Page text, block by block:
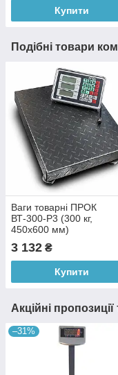
Купити
Подібні товари
Ваги товарні ПРОК
ВТ-300-Р3 (300 кг,
450х600 мм)
3 132 ₴
Купити
Акційні
–31%